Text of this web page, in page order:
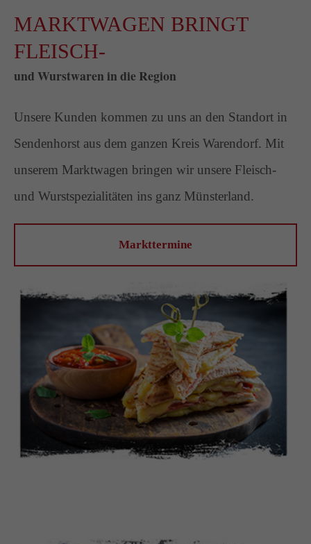
MARKTWAGEN BRINGT
FLEISCH-
und Wurstwaren in die Region
Unsere Kunden kommen zu uns an den Standort in
Sendenhorst aus dem ganzen Kreis Warendorf. Mit
unserem Marktwagen bringen wir unsere Fleisch-
und Wurstspezialitäten ins ganz Münsterland.
Markttermine